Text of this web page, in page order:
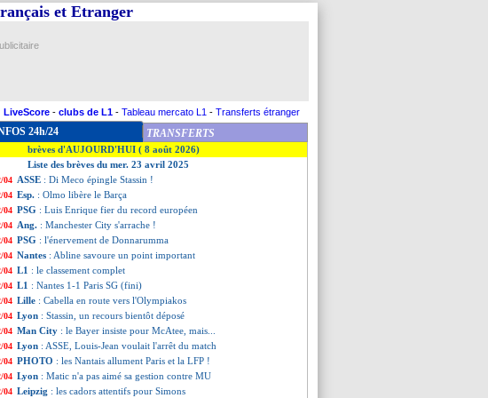
et Etranger
LiveScore - clubs de L1 - Tableau mercato L1 - Transferts étranger
24h/24 TRANSFERTS
brèves d'AUJOURD'HUI ( 8 août 2026)
Liste des brèves du mer. 23 avril 2025
04 ASSE : Di Meco épingle Stassin !
04 Esp. : Olmo libère le Barça
04 PSG : Luis Enrique fier du record européen
04 Ang. : Manchester City s'arrache !
04 PSG : l'énervement de Donnarumma
04 Nantes : Abline savoure un point important
04 L1 : le classement complet
04 L1 : Nantes 1-1 Paris SG (fini)
04 Lille : Cabella en route vers l'Olympiakos
04 Lyon : Stassin, un recours bientôt déposé
04 Man City : le Bayer insiste pour McAtee, mais...
04 Lyon : ASSE, Louis-Jean voulait l'arrêt du match
04 PHOTO : les Nantais allument Paris et la LFP !
04 Lyon : Matic n'a pas aimé sa gestion contre MU
04 Leipzig : les cadors attentifs pour Simons